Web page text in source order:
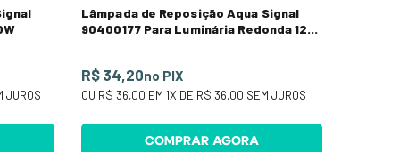
JUROS
Lâmpada de Reposição Aqua Signal
90400177 Para Luminária Redonda 12V
R$ 34,20no PIX
OU R$ 36,00 EM 1X DE R$ 36,00 SEM JUROS
COMPRAR AGORA